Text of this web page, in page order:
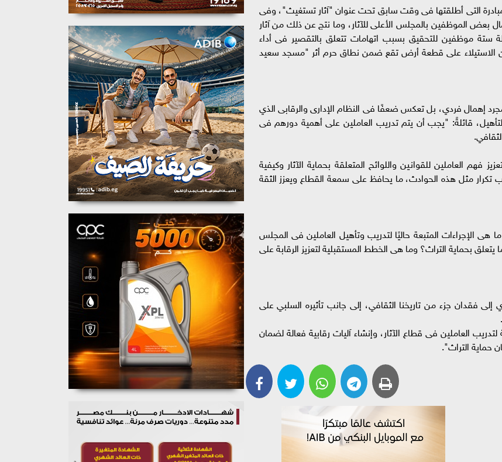
التى أطلقتها فى وقت سابق تحت عنوان "آثار تستغيث"، وفى
بعض الموظفين بالمجلس الأعلى للآثار، وما نتج عن ذلك من آثار
ستة موظفين للتحقيق بسبب اتهامات تتعلق بالتقصير فى أداء
من الاستيلاء على قطعة أرض تقع ضمن نطاق حرم أثر "مسجد سعيد
إهمال فردي، بل تعكس ضعفًا فى النظام الإدارى والرقابى الذي
قائلةً: "يجب أن يتم تدريب العاملين على أهمية دورهم فى
العاملين للقوانين واللوائح المتعلقة بحماية الآثار وكيفية
تكرار مثل هذه الحوادث، ما يحافظ على سمعة القطاع ويعزز الثقة
الإجراءات المتبعة حاليًا لتدريب وتأهيل العاملين فى المجلس
بحماية التراث؟ وما هى الخطط المستقبلية لتعزيز الرقابة على
فقدان جزء من تاريخنا الثقافي، إلى جانب تأثيره السلبي على
العاملين فى قطاع الآثار، وإنشاء آليات رقابية فعالة لضمان
حماية التراث".